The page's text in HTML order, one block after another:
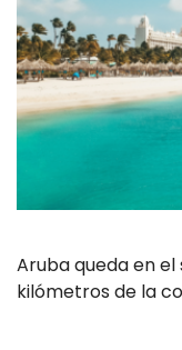
Aruba queda en
kilómetros de la